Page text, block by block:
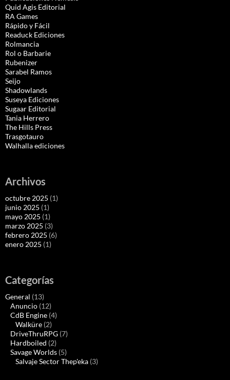
Quid Agis Editorial
RA Games
Rápido y Fácil
Readuck Ediciones
Rolmancia
Rol o Barbarie
Rubenizer
Sarabel Ramos
Seijo
Shadowlands
Suseya Ediciones
Sugaar Editorial
Tania Herrero
The Hills Press
Trasgotauro
Walhalla ediciones
Archivos
octubre 2025 (1)
junio 2025 (1)
mayo 2025 (1)
marzo 2025 (3)
febrero 2025 (6)
enero 2025 (1)
Categorías
General (13)
Anuncio (12)
CdB Engine (4)
Walküre (2)
DriveThruRPG (7)
Hardboiled (2)
Savage Worlds (5)
Salvaje Sector Thep'eka (3)